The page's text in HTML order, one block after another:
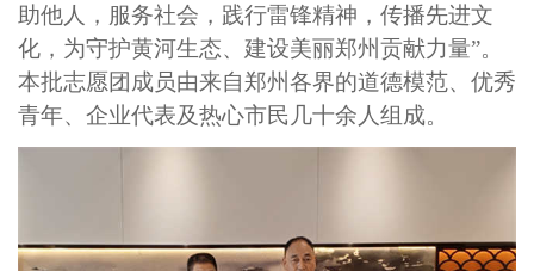
助他人，服务社会，践行雷锋精神，传播先进文
化，为守护黄河生态、建设美丽郑州贡献力量”。
本批志愿团成员由来自郑州各界的道德模范、优秀
青年、企业代表及热心市民 几十余人组成。